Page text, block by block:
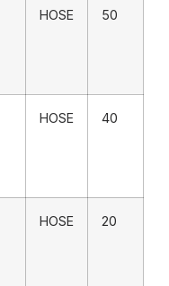
HOSE 50
HOSE 40
HOSE 20